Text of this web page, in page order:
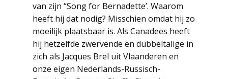
van zijn “Song for Bernadette’. Waarom
heeft hij dat nodig? Misschien omdat hij zo
moeilijk plaatsbaar is. Als Canadees heeft
hij hetzelfde zwervende en dubbeltalige in
zich als Jacques Brel uit Vlaanderen en
onze eigen Nederlands-Russisch-